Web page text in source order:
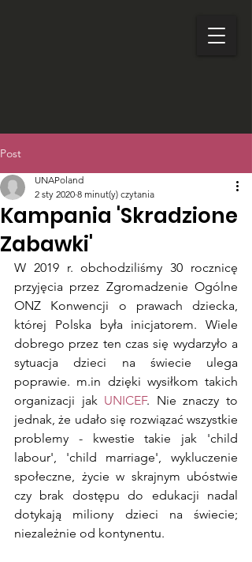
Post
Kampania 'Skradzione
Zabawki'
UNAPoland
2 sty 2020 8 minut(y) czytania
W 2019 r. obchodziliśmy 30 rocznicę
przyjęcia przez Zgromadzenie Ogólne
ONZ Konwencji o prawach dziecka,
której Polska była inicjatorem. Wiele
dobrego przez ten czas się wydarzyło a
sytuacja dzieci na świecie ulega
poprawie. m.in dzięki wysiłkom takich
organizacji jak UNICEF. Nie znaczy to
jednak, że udało się rozwiązać wszystkie
problemy - kwestie takie jak 'child
labour', 'child marriage', wykluczenie
społeczne, życie w skrajnym ubóstwie
czy brak dostępu do edukacji nadal
dotykają miliony dzieci na świecie;
niezależnie od kontynentu.